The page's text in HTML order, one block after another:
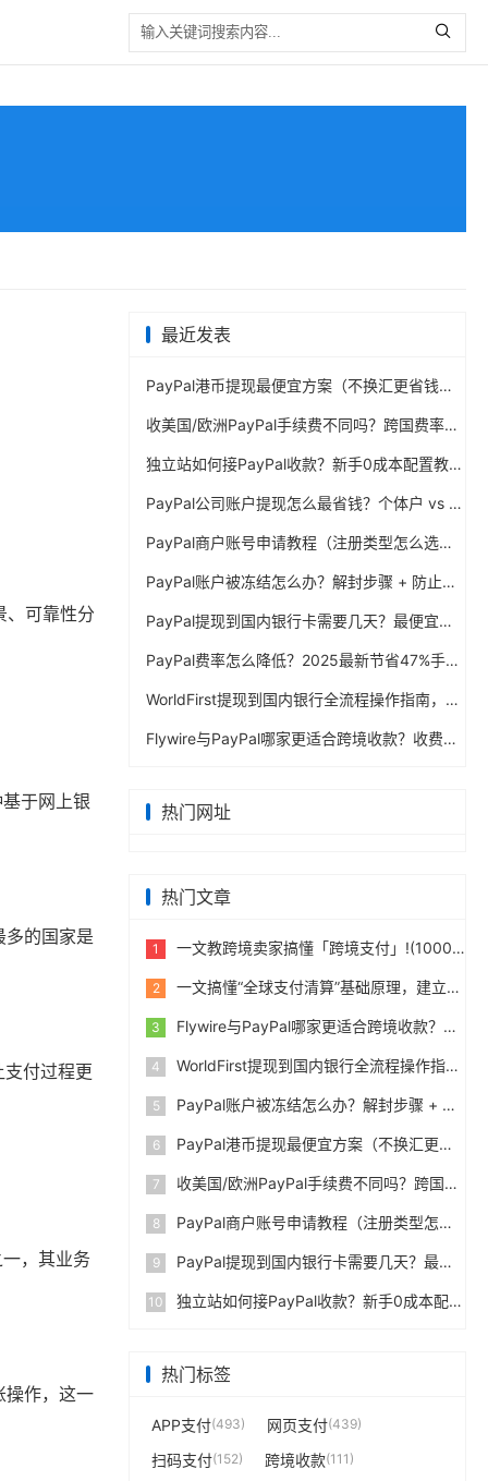
可靠性分
于网上银
的国家是
付过程更
，其业务
作，这一
最近发表
PayPal港币提现最便宜方案（不换汇更省钱）
收美国/欧洲PayPal手续费不同吗？跨国费率表曝光
独立站如何接PayPal收款？新手0成本配置教程
PayPal公司账户提现怎么最省钱？个体户 vs 公司对比
PayPal商户账号申请教程（注册类型怎么选？避坑指南）
PayPal账户被冻结怎么办？解封步骤 + 防止再次限制指南
PayPal提现到国内银行卡需要几天？最便宜的方法公布
PayPal费率怎么降低？2025最新节省47%手续费方案
WorldFirst提现到国内银行全流程操作指南，卖家必读完整攻略
Flywire与PayPal哪家更适合跨境收款？收费到账体验全面评测
热门网址
热门文章
1 一文教跨境卖家搞懂「跨境支付」!(10000字)
2 一文搞懂“全球支付清算”基础原理，建立跨境支付底层认知
3 Flywire与PayPal哪家更适合跨境收款？收费到账体验全面评测
4 WorldFirst提现到国内银行全流程操作指南，卖家必读完整攻略
5 PayPal账户被冻结怎么办？解封步骤 + 防止再次限制指南
6 PayPal港币提现最便宜方案（不换汇更省钱）
7 收美国/欧洲PayPal手续费不同吗？跨国费率表曝光
8 PayPal商户账号申请教程（注册类型怎么选？避坑指南）
9 PayPal提现到国内银行卡需要几天？最便宜的方法公布
10 独立站如何接PayPal收款？新手0成本配置教程
热门标签
APP支付(493) 网页支付(439)
扫码支付(152) 跨境收款(111)